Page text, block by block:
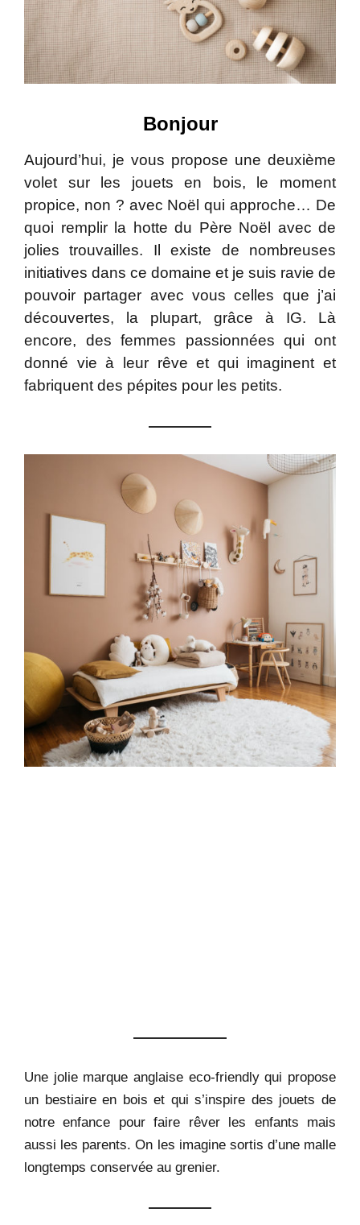
Bonjour
Aujourd’hui, je vous propose une deuxième
volet sur les jouets en bois, le moment
propice, non ? avec Noël qui approche… De
quoi remplir la hotte du Père Noël avec de
jolies trouvailles. Il existe de nombreuses
initiatives dans ce domaine et je suis ravie de
pouvoir partager avec vous celles que j’ai
découvertes, la plupart, grâce à IG. Là
encore, des femmes passionnées qui ont
donné vie à leur rêve et qui imaginent et
fabriquent des pépites pour les petits.
Une jolie marque anglaise eco-friendly qui propose
un bestiaire en bois et qui s’inspire des jouets de
notre enfance pour faire rêver les enfants mais
aussi les parents. On les imagine sortis d’une malle
longtemps conservée au grenier.